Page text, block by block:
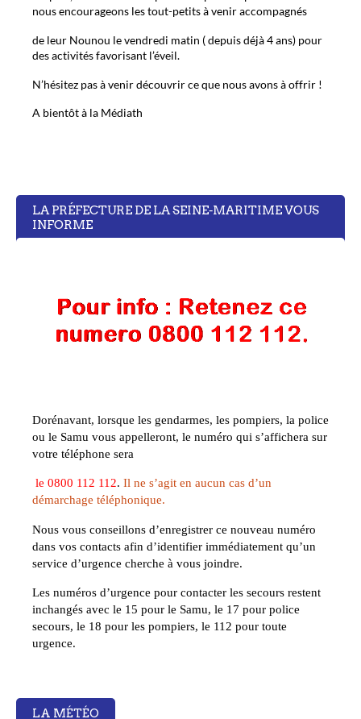
nous encourageons les tout-petits à venir accompagnés
de leur Nounou le vendredi matin ( depuis déjà 4 ans) pour
des activités favorisant l’éveil.
N’hésitez pas à venir découvrir ce que nous avons à offrir !
A bientôt à la Médiath
LA PRÉFECTURE DE LA SEINE-MARITIME VOUS
INFORME
Dorénavant, lorsque les gendarmes, les pompiers, la police
ou le Samu vous appelleront, le numéro qui s’affichera sur
votre téléphone sera
le 0800 112 112. Il ne s’agit en aucun cas d’un
démarchage téléphonique.
Nous vous conseillons d’enregistrer ce nouveau numéro
dans vos contacts afin d’identifier immédiatement qu’un
service d’urgence cherche à vous joindre.
Les numéros d’urgence pour contacter les secours restent
inchangés avec le 15 pour le Samu, le 17 pour police
secours, le 18 pour les pompiers, le 112 pour toute
urgence.
LA MÉTÉO